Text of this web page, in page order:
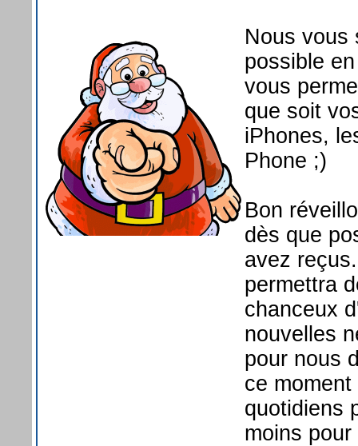
Nous vous
possible
vous
que soit
iPhones,
Phone ;)
Bon
dès que
avez
permettra
chanceux
nouvelles
pour nous
ce
quotidiens
moins